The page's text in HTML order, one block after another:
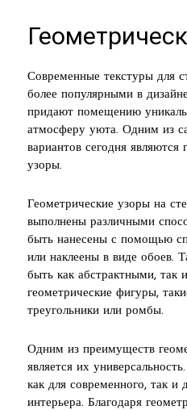
Современные текстуры для
более популярными в
придают помещению
атмосферу уюта. Одним из
вариантов сегодня являются
узоры.
Геометрические узоры на
выполнены различными
быть нанесены с помощью
или наклеены в виде обоев.
быть как абстрактными, так
геометрические фигуры,
треугольники или ромбы.
Одним из преимуществ
является их
как для современного, так и
интерьера. Благодаря